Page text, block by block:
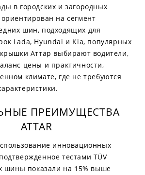
в городских и загородных
на сегмент
шин, подходящих для
Lada, Hyundai и Kia, популярных
Аттар выбирают водители,
цены и практичности,
климате, где не требуются
ПРЕИМУЩЕСТВА
ATTAR
инновационных
тестами TÜV
шины показали на 15% выше